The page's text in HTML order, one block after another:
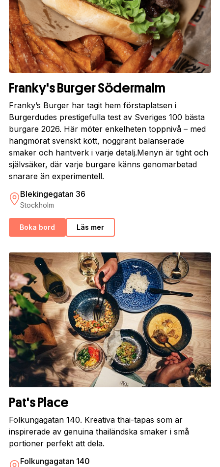
Franky's Burger Södermalm
Franky’s Burger har tagit hem förstaplatsen i
Burgerdudes prestigefulla test av Sveriges 100 bästa
burgare 2026. Här möter enkelheten toppnivå – med
hängmörat svenskt kött, noggrant balanserade
smaker och hantverk i varje detalj.Menyn är tight och
självsäker, där varje burgare känns genomarbetad
snarare än experimentell.
Blekingegatan 36
Stockholm
Boka bord Läs mer
Pat's Place
Folkungagatan 140. Kreativa thai-tapas som är
inspirerade av genuina thailändska smaker i små
portioner perfekt att dela.
Folkungagatan 140